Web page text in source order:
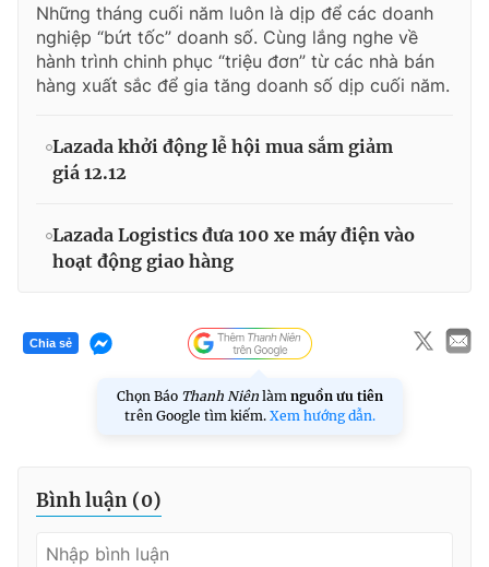
Những tháng cuối năm luôn là dịp để các doanh
nghiệp “bứt tốc” doanh số. Cùng lắng nghe về
hành trình chinh phục “triệu đơn” từ các nhà bán
hàng xuất sắc để gia tăng doanh số dịp cuối năm.
Lazada khởi động lễ hội mua sắm giảm
giá 12.12
Lazada Logistics đưa 100 xe máy điện vào
hoạt động giao hàng
Chia sẻ
Chọn Báo Thanh Niên làm nguồn ưu tiên
trên Google tìm kiếm. Xem hướng dẫn.
Bình luận (0)